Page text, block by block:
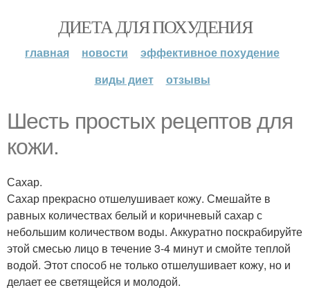
ДИЕТА ДЛЯ ПОХУДЕНИЯ
главная новости
эффективное похудение
виды диет
отзывы
Шесть простых рецептов для
кожи.
Сахар.
Сахар прекрасно отшелушивает кожу. Смешайте в
равных количествах белый и коричневый сахар с
небольшим количеством воды. Аккуратно поскрабируйте
этой смесью лицо в течение 3-4 минут и смойте теплой
водой. Этот способ не только отшелушивает кожу, но и
делает ее светящейся и молодой.